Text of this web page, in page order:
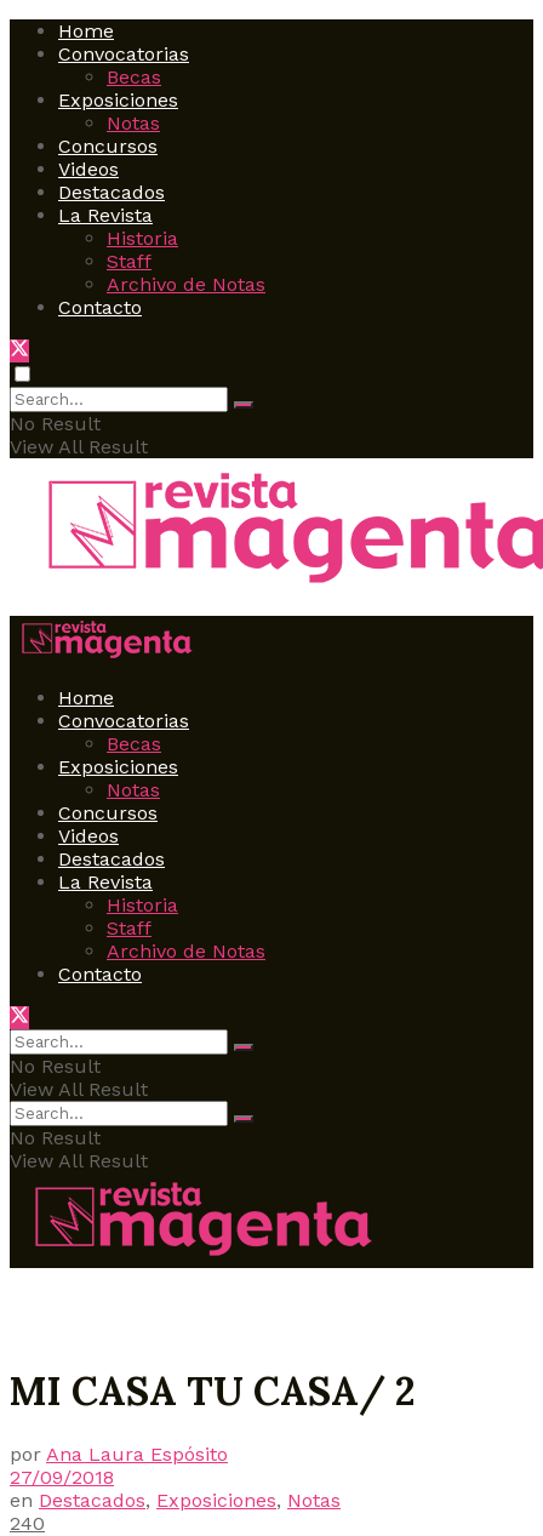
Home
Convocatorias
Becas
Exposiciones
Notas
Concursos
Videos
Destacados
La Revista
Historia
Staff
Archivo de Notas
Contacto
No Result
View All Result
Home
Convocatorias
Becas
Exposiciones
Notas
Concursos
Videos
Destacados
La Revista
Historia
Staff
Archivo de Notas
Contacto
No Result
View All Result
No Result
View All Result
MI CASA TU CASA/ 2
por Ana Laura Espósito
27/09/2018
en Destacados, Exposiciones, Notas
240